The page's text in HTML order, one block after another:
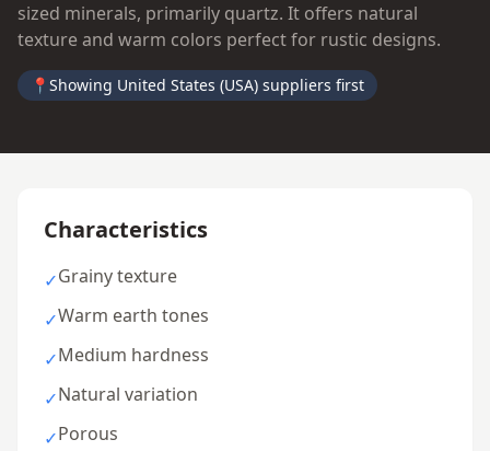
sized minerals, primarily quartz. It offers natural
texture and warm colors perfect for rustic designs.
📍 Showing United States (USA) suppliers first
Characteristics
✓Grainy texture
✓Warm earth tones
✓Medium hardness
✓Natural variation
✓Porous